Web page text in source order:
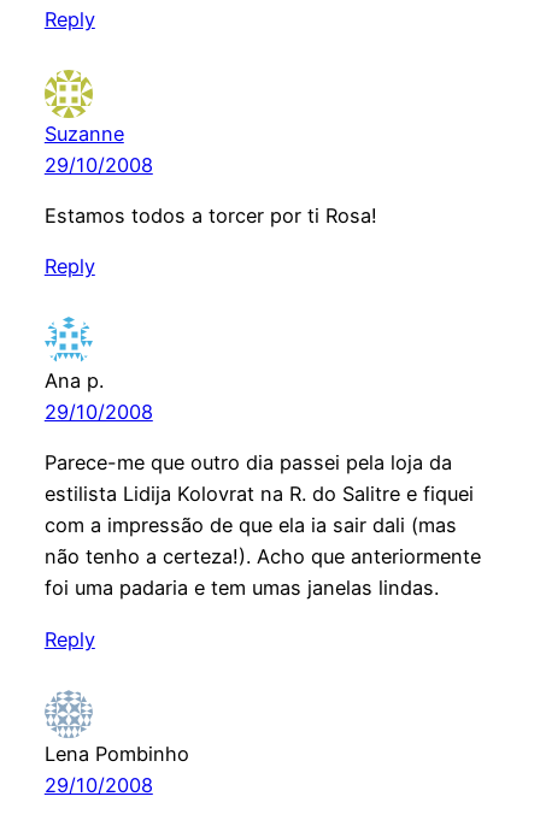
Reply
Suzanne
29/10/2008
Estamos todos a torcer por ti Rosa!
Reply
Ana p.
29/10/2008
Parece-me que outro dia passei pela loja da
estilista Lidija Kolovrat na R. do Salitre e fiquei
com a impressão de que ela ia sair dali (mas
não tenho a certeza!). Acho que anteriormente
foi uma padaria e tem umas janelas lindas.
Reply
Lena Pombinho
29/10/2008